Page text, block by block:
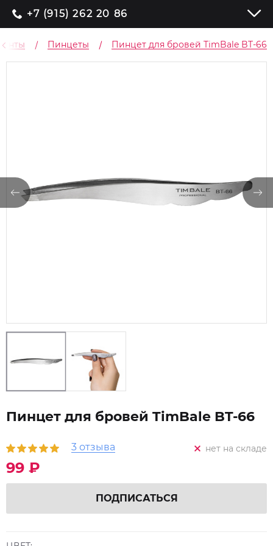
+7 (915) 262 20 86
Пинцеты Пинцет для бровей TimBale BT-66
3 отзыва нет на складе
Пинцет для бровей TimBale BT-66
99 ₽
ПОДПИСАТЬСЯ